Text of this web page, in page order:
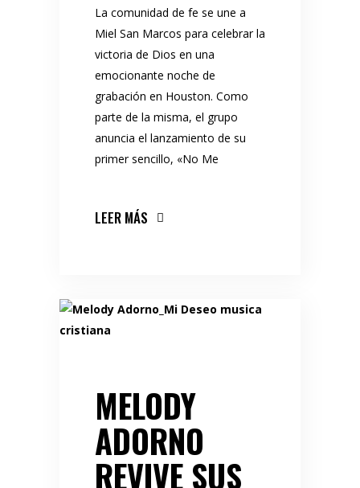
La comunidad de fe se une a
Miel San Marcos para celebrar la
victoria de Dios en una
emocionante noche de
grabación en Houston. Como
parte de la misma, el grupo
anuncia el lanzamiento de su
primer sencillo, «No Me
LEER MÁS
MELODY
ADORNO
REVIVE SUS